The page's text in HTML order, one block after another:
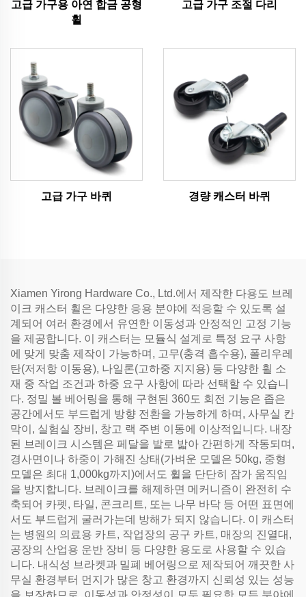
고급 가구용 아연 합금 공형
휠
고급 가구 조절 다리
고급 가구 바퀴 경량 캐스터 바퀴
Xiamen Yirong Hardware Co., Ltd.에서 제작한 다용도 브레
이크 캐스터 휠은 다양한 응용 분야에 적응할 수 있도록 설
계되어 여러 환경에서 유연한 이동성과 안정적인 고정 기능
을 제공합니다. 이 캐스터는 모듈식 설계로 특정 요구 사항
에 맞게 맞춤 제작이 가능하며, 고무(충격 흡수용), 폴리우레
탄(저저항 이동용), 나일론(고하중 지지용) 등 다양한 휠 소
재 중 작업 조건과 하중 요구 사항에 따라 선택할 수 있습니
다. 정밀 볼 베어링을 통해 구현된 360도 회전 기능은 좁은
공간에서도 부드럽게 방향 전환을 가능하게 하며, 사무실 칸
막이, 실험실 장비, 창고 랙 주변 이동에 이상적입니다. 내장
된 브레이크 시스템은 페달을 발로 밟아 간편하게 작동되며,
경사면이나 하중이 가해진 상태(가벼운 모델은 50kg, 중형
모델은 최대 1,000kg까지)에서도 휠을 단단히 잠가 움직임
을 방지합니다. 브레이크를 해제하면 메커니즘이 완전히 수
축되어 카펫, 타일, 콘크리트, 또는 나무 바닥 등 어떤 표면에
서도 부드럽게 굴러가는데 방해가 되지 않습니다. 이 캐스터
는 병원의 의료용 카트, 작업장의 공구 카트, 매장의 진열대,
공장의 산업용 운반 장비 등 다양한 용도로 사용할 수 있습
니다. 내식성 브라켓과 밀폐 베어링으로 제작되어 깨끗한 사
무실 환경부터 먼지가 많은 창고 환경까지 신뢰성 있는 성능
을 보장하므로, 이동성과 안정성이 모두 필요한 모든 분야에